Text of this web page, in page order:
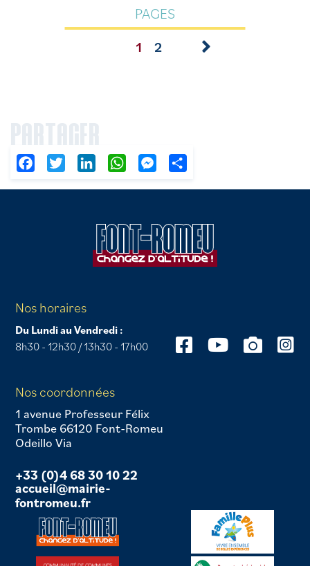
PAGES
1 2
PARTAGER
FacebookTwitter LinkedIn WhatsAppMessenger
Nos horaires
Du Lundi au Vendredi :
8h30 - 12h30 / 13h30 - 17h00
Nos coordonnées
1 avenue Professeur Félix
Trombe 66120 Font-Romeu
Odeillo Via
+33 (0)4 68 30 10 22
accueil@mairie-
fontromeu.fr